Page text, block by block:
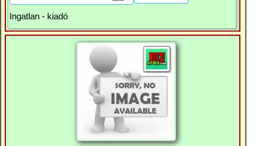
Ingatlan - kiadó